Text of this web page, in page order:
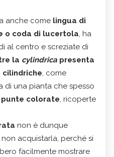
anche come lingua di
o coda di lucertola, ha
al centro e screziate di
la cylindrica presenta
, come
di una pianta che spesso
punte colorate, ricoperte
non è dunque
acquistarla, perché si
facilmente mostrare